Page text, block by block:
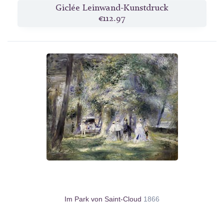
Giclée Leinwand-Kunstdruck
€112.97
Im Park von Saint-Cloud 1866